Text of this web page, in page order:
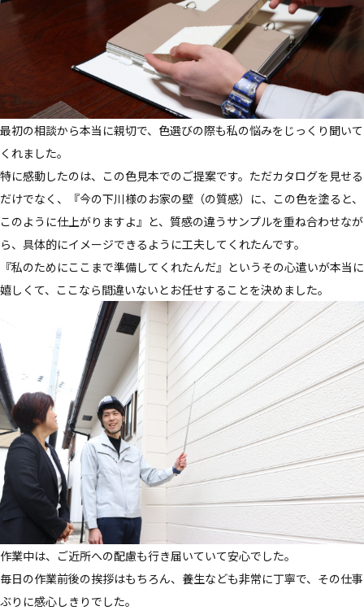
最初の相談から本当に親切で、色選びの際も私の悩みをじっくり聞いて
くれました。
特に感動したのは、この色見本でのご提案です。ただカタログを見せる
だけでなく、『今の下川様のお家の壁（の質感）に、この色を塗ると、
このように仕上がりますよ』と、質感の違うサンプルを重ね合わせなが
ら、具体的にイメージできるように工夫してくれたんです。
『私のためにここまで準備してくれたんだ』というその心遣いが本当に
嬉しくて、ここなら間違いないとお任せすることを決めました。
作業中は、ご近所への配慮も行き届いていて安心でした。
毎日の作業前後の挨拶はもちろん、養生なども非常に丁寧で、その仕事
ぶりに感心しきりでした。